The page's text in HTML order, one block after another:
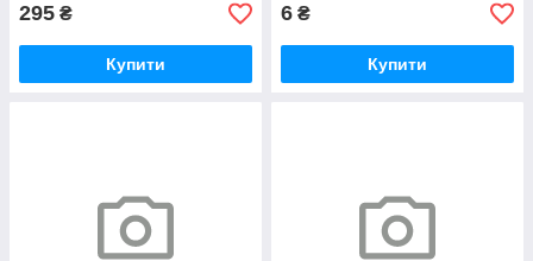
295 ₴
Купити
6 ₴
Купити